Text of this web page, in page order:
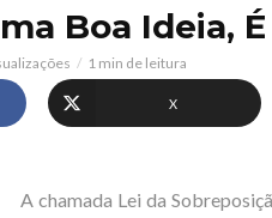
Boa Ideia,
1 min de leitura
X
A chamada Lei da